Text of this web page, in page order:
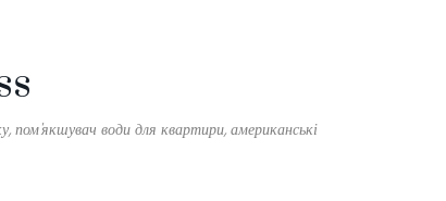
пом'якшувач води для квартири, американські